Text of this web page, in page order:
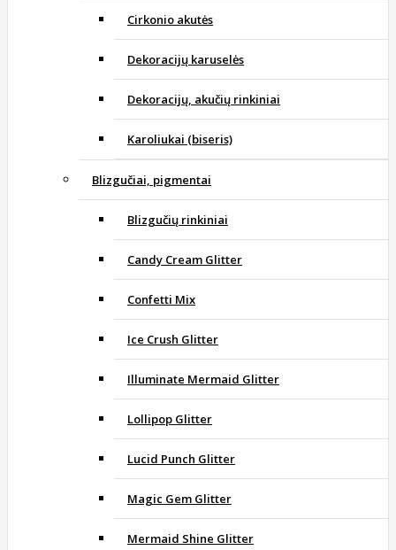
Cirkonio akutės
Dekoracijų karuselės
Dekoracijų, akučių rinkiniai
Karoliukai (biseris)
Blizgučiai, pigmentai
Blizgučių rinkiniai
Candy Cream Glitter
Confetti Mix
Ice Crush Glitter
Illuminate Mermaid Glitter
Lollipop Glitter
Lucid Punch Glitter
Magic Gem Glitter
Mermaid Shine Glitter